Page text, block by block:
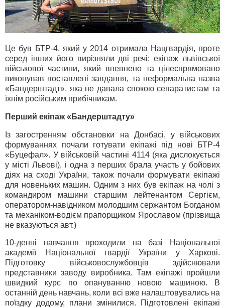
Це був БТР-4, який у 2014 отримала Нацгвардія, проте
серед інших його вирізняли дві речі: екіпаж львівської
військової частини, який впевнено та цілеспрямовано
виконував поставлені завдання, та неформальна назва
«Бандерштадт», яка не давала спокою сепаратистам та
їхнім російським прибічникам.
Перший екіпаж «Бандерштадту»
Із загостренням обстановки на Донбасі, у військових
формуваннях почали готувати екіпажі під нові БТР-4
«Буцефал». У військовій частині 4114 (яка дислокується
у місті Львові), і одна з перших брала участь у бойових
діях на сході України, також почали формувати екіпажі
для новеньких машин. Одним з них був екіпаж на чолі з
командиром машини старшим лейтенантом Сергієм,
оператором-навідником молодшим сержантом Богданом
та механіком-водієм прапорщиком Ярославом (прізвища
не вказуються авт.)
10-денні навчання проходили на базі Національної
академії Національної гвардії України у Харкові.
Підготовку військовослужбовців здійснювали
представники заводу виробника. Там екіпажі пройшли
швидкий курс по опануванню новою машиною. В
останній день навчань, коли всі вже налаштовувались на
поїздку додому, плани змінилися. Підготовлені екіпажі